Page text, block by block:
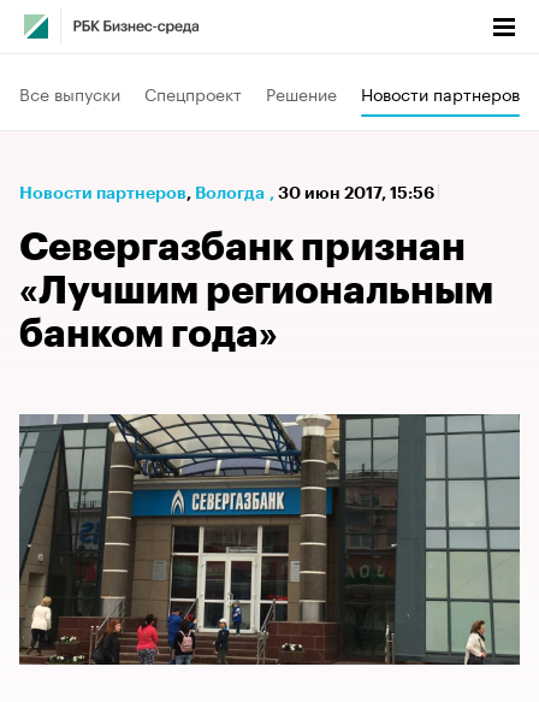
Все выпуски Спецпроект Решение Новости партнеров
Новости партнеров⁠, Вологда , 30 июн 2017, 15:56
Севергазбанк признан
«Лучшим региональным
банком года»